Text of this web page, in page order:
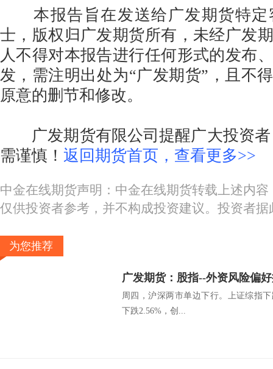
本报告旨在发送给广发期货特定
士，版权归广发期货所有，未经广发
人不得对本报告进行任何形式的发布
发，需注明出处为“广发期货”，且不
原意的删节和修改。
广发期货有限公司提醒广大投资者
需谨慎！ 返回期货首页，查看更多>>
中金在线期货声明：中金在线期货转载上述内
仅供投资者参考，并不构成投资建议。投资者
为您推荐
广发期货：股指--外资风险偏好
周四，沪深两市单边下行。上证综指
下跌2.56%，创...